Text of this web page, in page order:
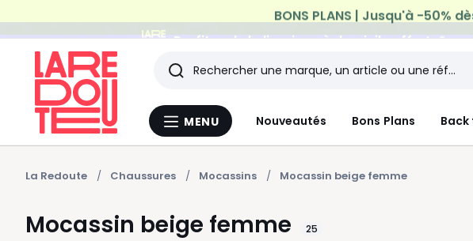
Profitez de la livraison à domicile offerte*sur
Menu
MENU Nouveautés Bons Plans Back
Rechercher
Les
derniers
articles
consultés
La Redoute Chaussures Mocassins Mocassin beige femme
Mocassin beige femme 25